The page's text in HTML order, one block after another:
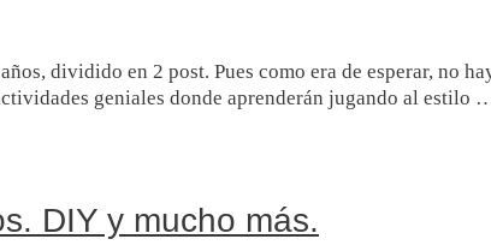
dividido en 2 post. Pues como era de esperar, no
geniales donde aprenderán jugando al estilo
DIY y mucho más.